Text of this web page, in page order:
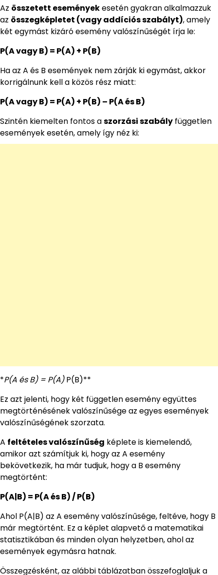
Az összetett eseményekesetén gyakran alkalmazzuk
az összegképletet (vagy addíciós szabályt), amely
két egymást kizáró esemény valószínűségét írja le:
P(A vagy B) = P(A) + P(B)
Ha az A és B események nem zárják ki egymást, akkor
korrigálnunk kell a közös rész miatt:
P(A vagy B) = P(A) + P(B) – P(A és B)
Szintén kiemelten fontos aszorzási szabály független
események esetén, amely így néz ki:
*P(A és B) = P(A)P(B)**
Ez azt jelenti, hogy két független esemény együttes
megtörténésének valószínűsége az egyes események
valószínűségének szorzata.
A feltételes valószínűség képlete is kiemelendő,
amikor azt számítjuk ki, hogy az A esemény
bekövetkezik, ha már tudjuk, hogy a B esemény
megtörtént:
P(A|B) = P(A és B) / P(B)
Ahol P(A|B) az A esemény valószínűsége, feltéve, hogy B
már megtörtént. Ez a képlet alapvető a matematikai
statisztikában és minden olyan helyzetben, ahol az
események egymásra hatnak.
Összegzésként, az alábbi táblázatban összefoglaljuk a